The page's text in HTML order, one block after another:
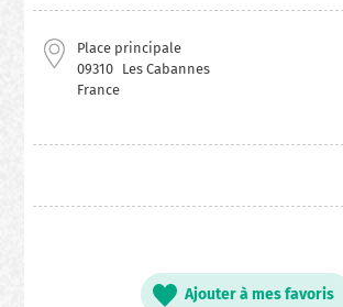
Place principale
09310 Les Cabannes
France
Ajouter à mes favoris